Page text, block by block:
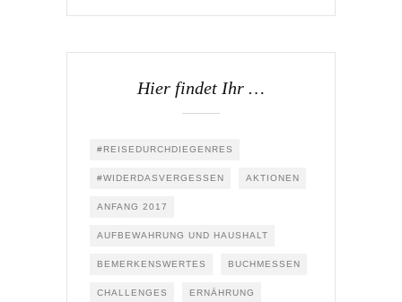
Hier findet Ihr …
#REISEDURCHDIEGENRES
#WIDERDASVERGESSEN AKTIONEN
ANFANG 2017
AUFBEWAHRUNG UND HAUSHALT
BEMERKENSWERTES BUCHMESSEN
CHALLENGES ERNÄHRUNG